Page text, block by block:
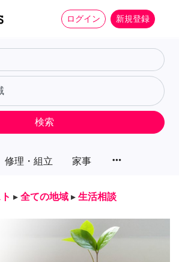
ログイン 新規登録
修理・組立 家事 more_horiz
検索
▸ 全ての地域 ▸ 生活相談